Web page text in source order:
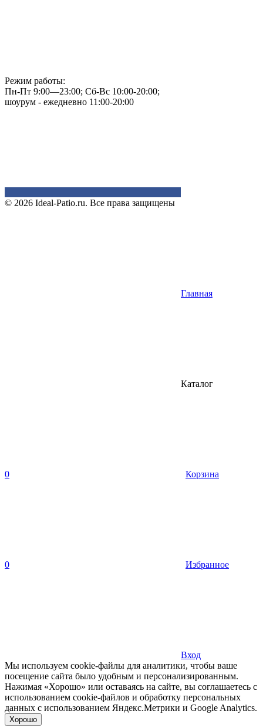
Режим работы:
Пн-Пт 9:00—23:00; Сб-Вс 10:00-20:00;
шоурум - ежедневно 11:00-20:00
© 2026 Ideal-Patio.ru. Все права защищены
Главная
Каталог
0 Корзина
0 Избранное
Вход
Мы используем cookie-файлы для аналитики, чтобы ваше
посещение сайта было удобным и персонализированным.
Нажимая «Хорошо» или оставаясь на сайте, вы соглашаетесь с
использованием cookie-файлов и обработку персональных
данных с использованием Яндекс.Метрики и Google Analytics.
Хорошо